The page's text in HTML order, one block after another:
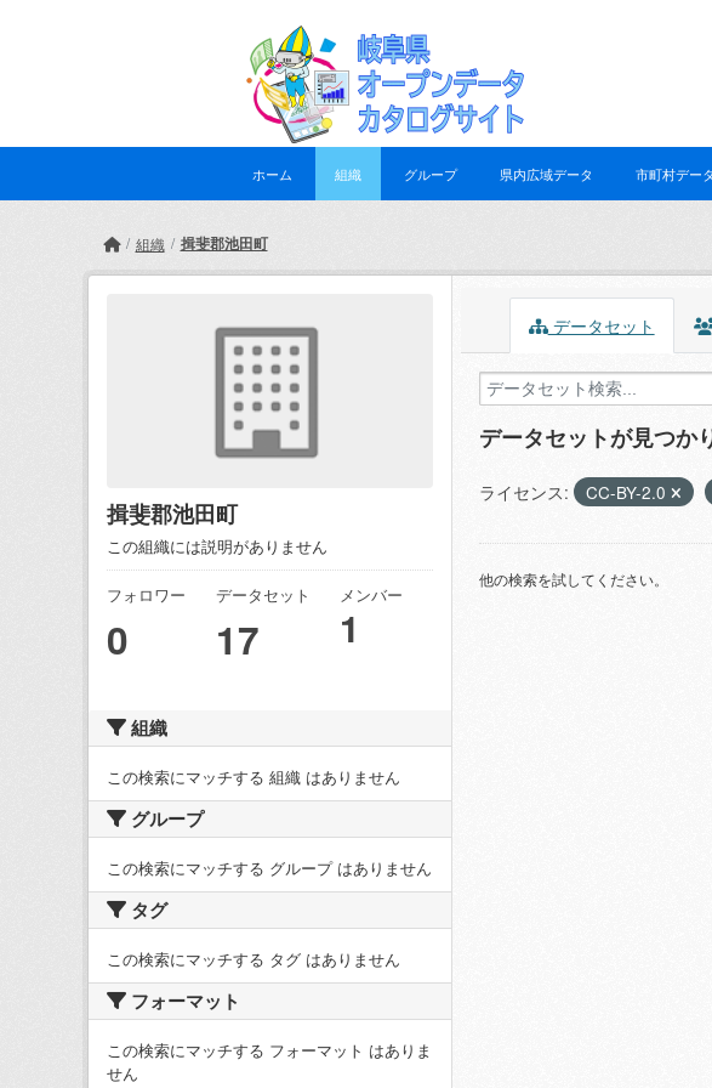
ホーム 組織 グループ 県内広域データ 市町村データ
組織 揖斐郡池田町
揖斐郡池田町
この組織には説明がありません
フォロワー
0
データセット
17
メンバー
1
組織
この検索にマッチする 組織 はありません
グループ
この検索にマッチする グループ はありません
タグ
この検索にマッチする タグ はありません
フォーマット
この検索にマッチする フォーマット はありま
せん
データセット
データセットが見つか
ライセンス: CC-BY-2.0
他の検索を試してください。